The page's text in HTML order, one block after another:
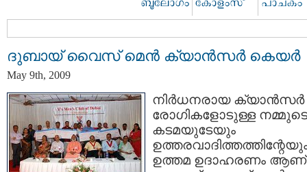
ദുബായ് വൈസ് മെന്‍ ക്യാന്‍സര്‍ കെയര്‍
May 9th, 2009
നിര്‍ധനരായ ക്യാന്‍സര്‍
രോഗികളോടുള്ള നമ്മുടെ
കടമയുടേയും
ഉത്തമ ഉദാഹരണം ആണ്